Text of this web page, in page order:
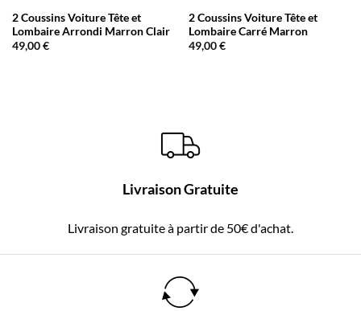
2 Coussins Voiture Tête et
Lombaire Arrondi Marron Clair
49,00€
2 Coussins Voiture Tête et
Lombaire Carré Marron
49,00€
Livraison Gratuite
Livraison gratuite à partir de 50€ d'achat.